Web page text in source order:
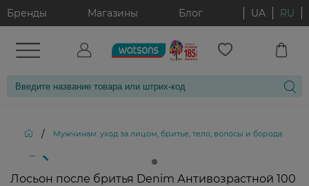
Бренды Магазины Блог UA RU
/ Мужчинам: уход за лицом, бритье, тело, волосы и борода
Лосьон после бритья Denim Антивозрастной 100